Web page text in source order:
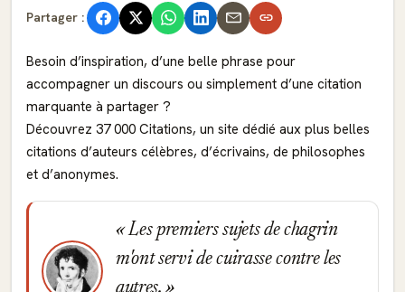
Partager :
Besoin d’inspiration, d’une belle phrase pour
accompagner un discours ou simplement d’une citation
marquante à partager ?
Découvrez 37 000 Citations, un site dédié aux plus belles
citations d’auteurs célèbres, d’écrivains, de philosophes
et d’anonymes.
Les premiers sujets de chagrin
m'ont servi de cuirasse contre les
autres.